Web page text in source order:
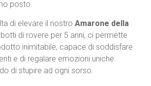
posto.
di elevare il nostro Amarone della
di rovere per 5 anni, ci permette
inimitabile, capace di soddisfare
e di regalare emozioni uniche.
di stupire ad ogni sorso.